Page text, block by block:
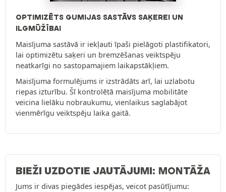
OPTIMIZĒTS GUMIJAS SASTĀVS SAĶEREI UN
ILGMŪŽĪBAI
Maisījuma sastāvā ir iekļauti īpaši pielāgoti plastifikatori,
lai optimizētu saķeri un bremzēšanas veiktspēju
neatkarīgi no sastopamajiem laikapstākļiem.
Maisījuma formulējums ir izstrādāts arī, lai uzlabotu
riepas izturību. Šī kontrolētā maisījuma mobilitāte
veicina lielāku nobraukumu, vienlaikus saglabājot
vienmērīgu veiktspēju laika gaitā.
BIEŽI UZDOTIE JAUTĀJUMI: MONTĀŽA
Jums ir divas piegādes iespējas, veicot pasūtījumu: